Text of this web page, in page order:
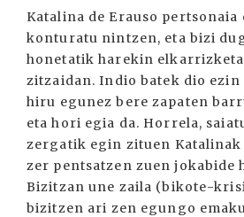
Katalina de Erauso pertsonaia
konturatu nintzen, eta bizi
honetatik harekin
zitzaidan. Indio batek dio
hiru egunez bere zapaten
eta hori egia da. Horrela,
zergatik egin zituen
zer pentsatzen zuen jokabide
Bizitzan une zaila (bikote-
bizitzen ari zen egungo